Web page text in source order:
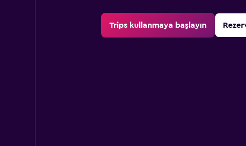
Trips kullanmaya başlayın